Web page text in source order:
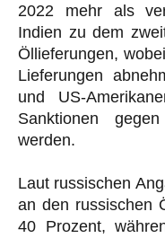
2022 mehr als
Indien zu dem
Öllieferungen,
Lieferungen
und US-
Sanktionen
werden.
Laut russischen
an den russischen
40 Prozent,